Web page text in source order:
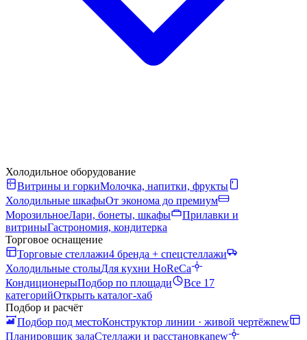
Холодильное оборудование
Витрины и горкиМолочка, напитки, фрукты
Холодильные шкафыОт эконома до премиум
МорозильноеЛари, бонеты, шкафы
Прилавки и
витриныГастрономия, кондитерка
Торговое оснащение
Торговые стеллажи4 бренда + спецстеллажи
Холодильные столыДля кухни HoReCa
КондиционерыПодбор по площади
Все 17
категорийОткрыть каталог-хаб
Подбор и расчёт
Подбор под местоКонструктор линии · живой чертёжnew
Планировщик залаСтеллажи и расстановкаnew